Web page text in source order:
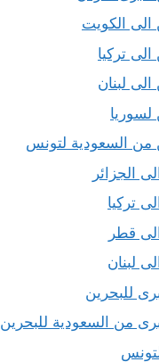
الكويت
تركيا
لبنان
السعودية لتونس
الجزائر
تركيا
قطر
لبنان
للبحرين
من السعودية للبحرين